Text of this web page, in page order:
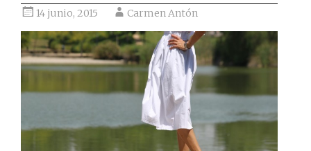
14 junio, 2015 Carmen Antón